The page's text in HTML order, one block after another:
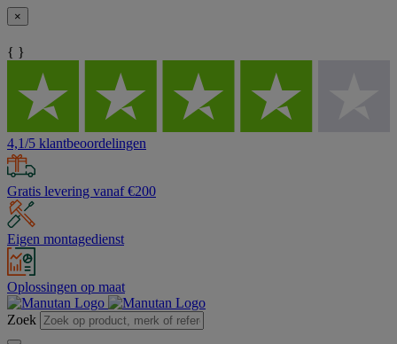
×
{ }
4,1/5 klantbeoordelingen
Gratis levering vanaf €200
Eigen montagedienst
Oplossingen op maat
Zoek